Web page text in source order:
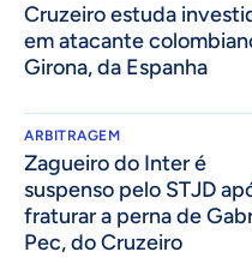
Cruzeiro estuda
em atacante
Girona, da Espanha
ARBITRAGEM
Zagueiro do Inter é
suspenso pelo STJD
fraturar a perna de
Pec, do Cruzeiro